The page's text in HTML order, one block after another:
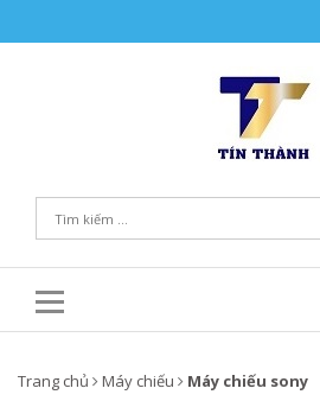
Trang chủ Máy chiếu Máy chiếu sony